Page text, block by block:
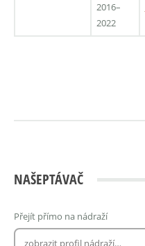
2016–
2022
NAŠEPTÁVAČ
Přejít přímo na nádraží